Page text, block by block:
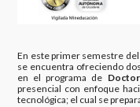
En este primer semestre del
se encuentra ofreciendo
en el programa de
presencial con enfoque
tecnológica; el cual se